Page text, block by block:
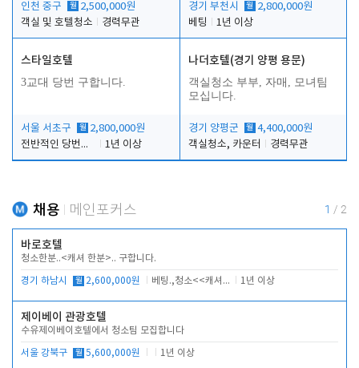
인천 중구 월 2,500,000원
객실 및 호텔청소
경력무관
경기 부천시 월 2,800,000원
베팅
1년 이상
스타일호텔
3교대 당번 구합니다.
서울 서초구 월 2,800,000원
전반적인 당번업무
1년 이상
나더호텔(경기 양평 용문)
객실청소 부부, 자매, 모녀팀
모십니다.
경기 양평군 월 4,400,000원
객실청소, 카운터
경력무관
채용 메인포커스 1 / 2
바로호텔
청소한분..<캐셔 한분>.. 구합니다.
경기 하남시 월 2,600,000원 베팅.,청소<<캐셔 모셔봅니다. 1년 이상
제이베이 관광호텔
수유제이베이호텔에서 청소팀 모집합니다
서울 강북구 월 5,600,000원 1년 이상